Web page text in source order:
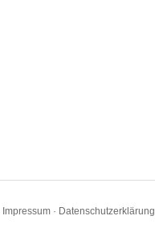
Impressum · Datenschutzerklärung